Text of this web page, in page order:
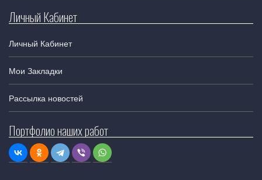
Личный Кабинет
Личный Кабинет
Мои Закладки
Рассылка новостей
Портфолио наших работ